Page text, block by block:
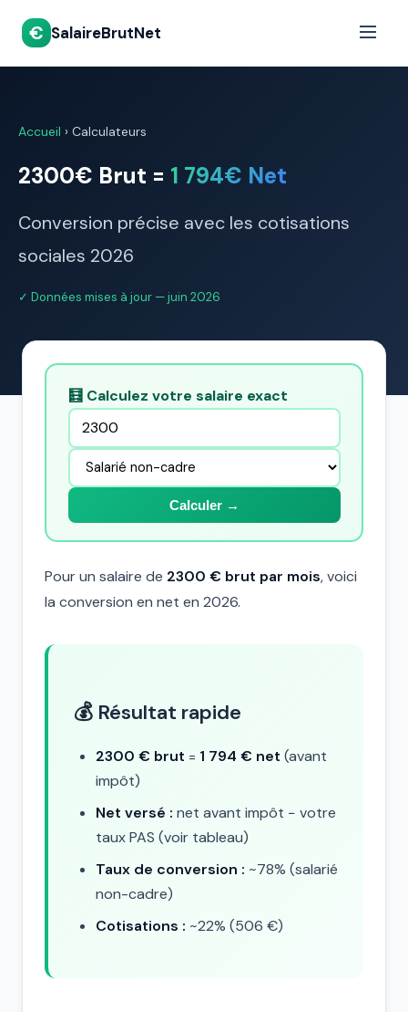
€ SalaireBrutNet
Accueil › Calculateurs
2300€ Brut = 1 794€ Net
Conversion précise avec les cotisations
sociales 2026
✓ Données mises à jour — juin 2026
🧮 Calculez votre salaire exact
Calculer →
Pour un salaire de 2300 € brut par mois, voici
la conversion en net en 2026.
💰 Résultat rapide
2300 € brut = 1 794 € net (avant
impôt)
Net versé : net avant impôt − votre
taux PAS (voir tableau)
Taux de conversion : ~78% (salarié
non-cadre)
Cotisations : ~22% (506 €)